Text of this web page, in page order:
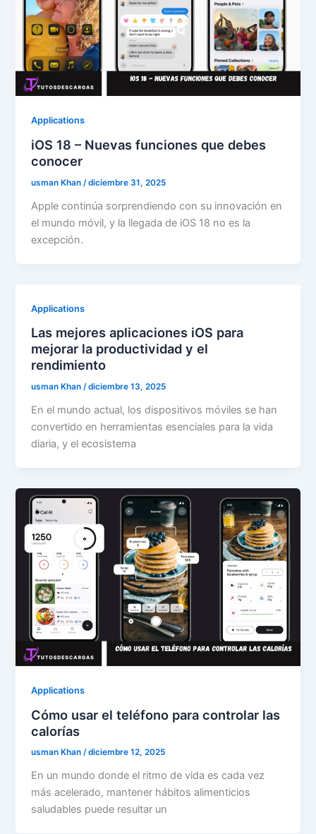
Applications
iOS 18 – Nuevas funciones que debes
conocer
usman Khan /diciembre 31, 2025
Apple continúa sorprendiendo con su innovación en
el mundo móvil, y la llegada de iOS 18 no es la
excepción.
Applications
Las mejores aplicaciones iOS para
mejorar la productividad y el
rendimiento
usman Khan/diciembre 13, 2025
En el mundo actual, los dispositivos móviles se han
convertido en herramientas esenciales para la vida
diaria, y el ecosistema
Applications
Cómo usar el teléfono para controlar las
calorías
usman Khan/diciembre 12, 2025
En un mundo donde el ritmo de vida es cada vez
más acelerado, mantener hábitos alimenticios
saludables puede resultar un